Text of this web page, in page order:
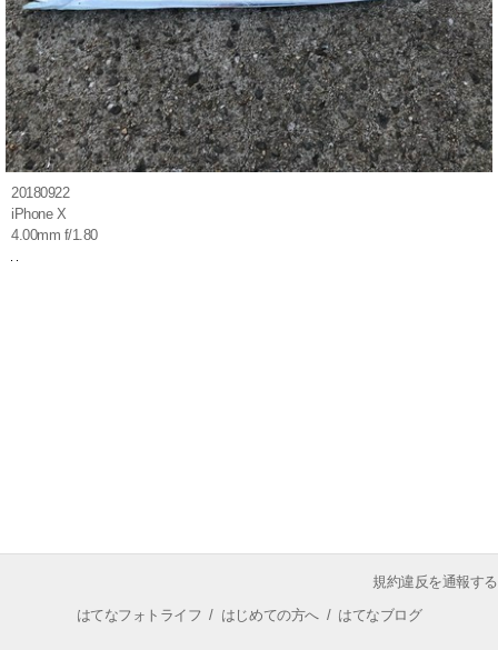
20180922
iPhone X
4.00mm f/1.80
規約違反を通報する
はてなフォトライフ / はじめての方へ/ はてなブログ